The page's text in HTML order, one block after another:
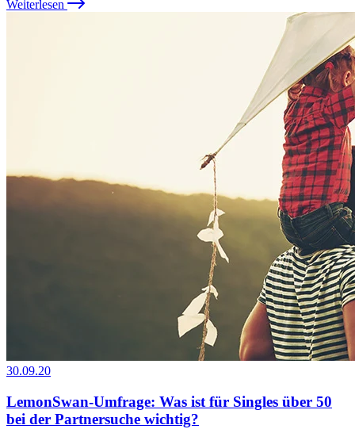
Weiterlesen
30.09.20
LemonSwan-Umfrage: Was ist für Singles über 50
bei der Partnersuche wichtig?